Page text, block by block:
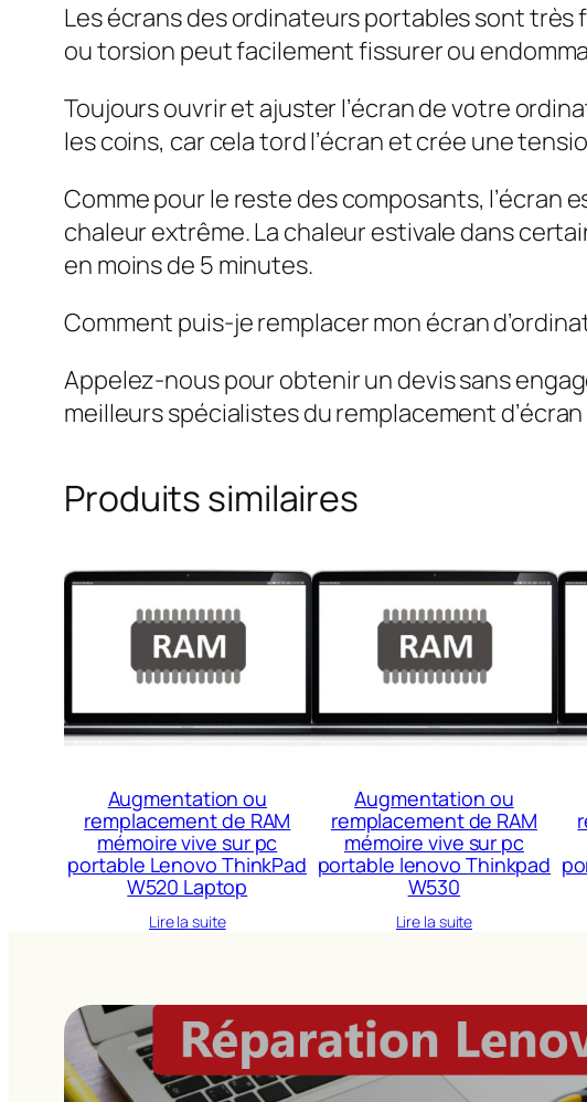
Les écrans des ordinateurs portables sont
ou torsion peut facilement fissurer ou
Toujours ouvrir et ajuster l’écran de votre
les coins, car cela tord l’écran et crée une
Comme pour le reste des composants, l’écran
chaleur extrême. La chaleur estivale dans
en moins de 5 minutes.
Comment puis-je remplacer mon écran
Appelez-nous pour obtenir un devis sans
meilleurs spécialistes du remplacement
Produits similaires
Augmentation ou
remplacement de RAM
mémoire vive sur pc
portable Lenovo ThinkPad
W520 Laptop
Lire la suite
Augmentation ou
remplacement de RAM
mémoire vive sur pc
portable lenovo Thinkpad
W530
Lire la suite